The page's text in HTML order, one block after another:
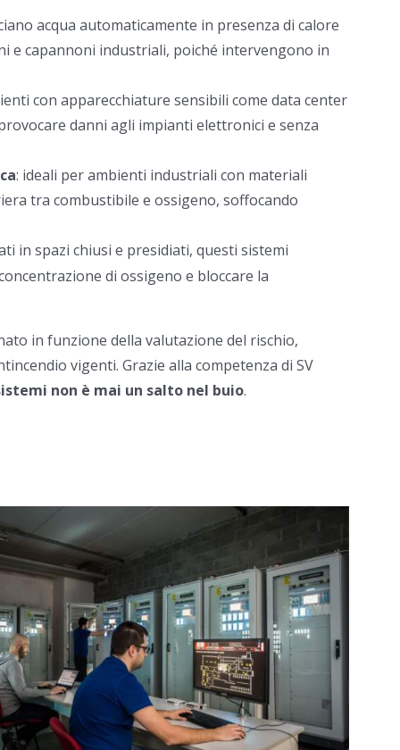
acqua automaticamente in presenza di calore
e capannoni industriali, poiché intervengono in
con apparecchiature sensibili come data center
danni agli impianti elettronici e senza
: ideali per ambienti industriali con materiali
tra combustibile e ossigeno, soffocando
in spazi chiusi e presidiati, questi sistemi
di ossigeno e bloccare la
in funzione della valutazione del rischio,
vigenti. Grazie alla competenza di SV
non è mai un salto nel buio.